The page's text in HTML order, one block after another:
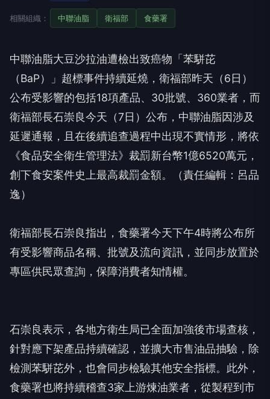
相關組織： 中聯油脂 衛福部 食藥署
中聯油脂大豆沙拉油遭檢出致癌物「苯駢芘
（BaP）」超標事件持續延燒，衛福部昨天（6日）
公布受影響的包括18項產品、30批號、360業者，而
衛福部長石崇良今天（7日）公布，中聯油脂因涉及
延遲通報，且在後續追查過程中出現不實情形，將依
《食品安全衛生管理法》裁罰新台幣1億6520萬元，
創下食安案件史上最高裁罰金額。（責任編輯：呂品
逸）
衛福部長石崇良指出，食藥署今天下午4時將公布所
有受影響商品名稱、批號及流向資訊，並同步放置於
專區供民眾查詢，保障消費者知情權。
石崇良表示，各地方衛生局已全面加強後市場查核，
針對應下架產品持續確認，並擴大市售油品抽驗，除
檢測苯駢芘外，也會同步檢驗其他安全指標。此外，
食藥署也將持續稽查3家上游煉油業者，從製程到市